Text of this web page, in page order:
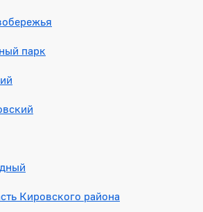
парк
Кировского района